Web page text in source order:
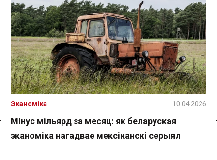
Спасылка без VPN
Мінус мільярд за месяц: як беларуская
эканоміка нагадвае мексіканскі серыял
Эканоміка 10.04.2026